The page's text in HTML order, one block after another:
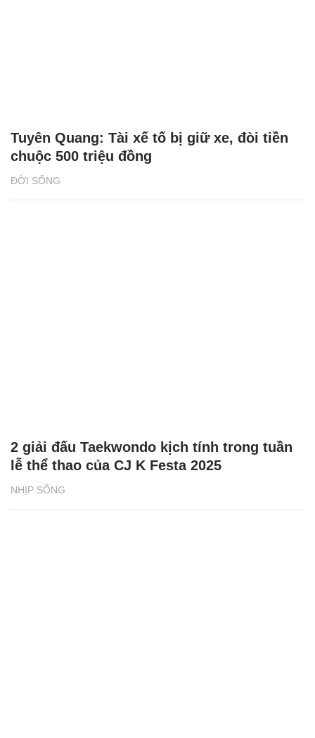
ĐỜI SỐNG
Tuyên Quang: Tài xế tố bị giữ xe, đòi tiền
chuộc 500 triệu đồng
NHỊP SỐNG
2 giải đấu Taekwondo kịch tính trong tuần
lễ thể thao của CJ K Festa 2025